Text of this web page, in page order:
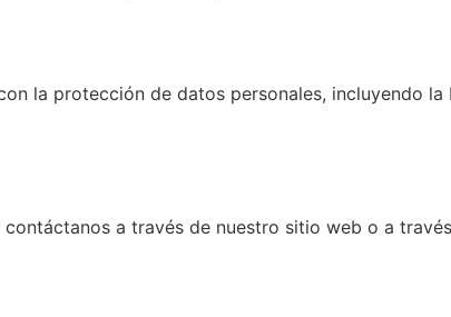
la protección de datos personales, incluyendo
a través de nuestro sitio web o a